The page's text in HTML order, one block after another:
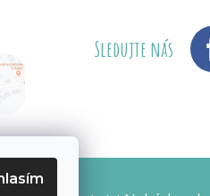
Sledujte nás